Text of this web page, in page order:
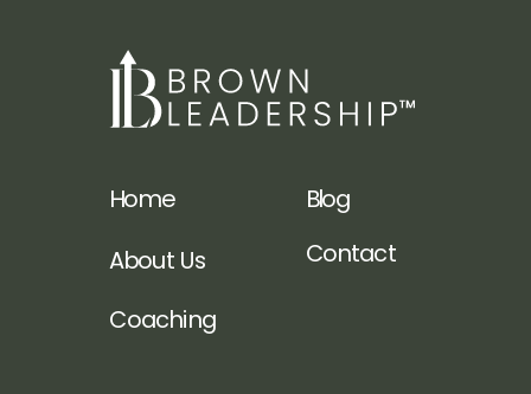
ÉGYPTIENS
POUR DES GAINS
LÉGENDAIRES !
Home
About Us
Coaching
Blog
Contact